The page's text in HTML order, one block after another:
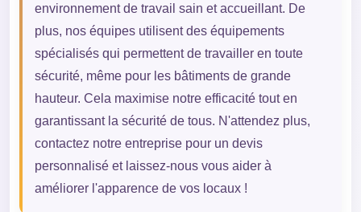
environnement de travail sain et accueillant. De
plus, nos équipes utilisent des équipements
spécialisés qui permettent de travailler en toute
sécurité, même pour les bâtiments de grande
hauteur. Cela maximise notre efficacité tout en
garantissant la sécurité de tous. N'attendez plus,
contactez notre entreprise pour un devis
personnalisé et laissez-nous vous aider à
améliorer l'apparence de vos locaux !